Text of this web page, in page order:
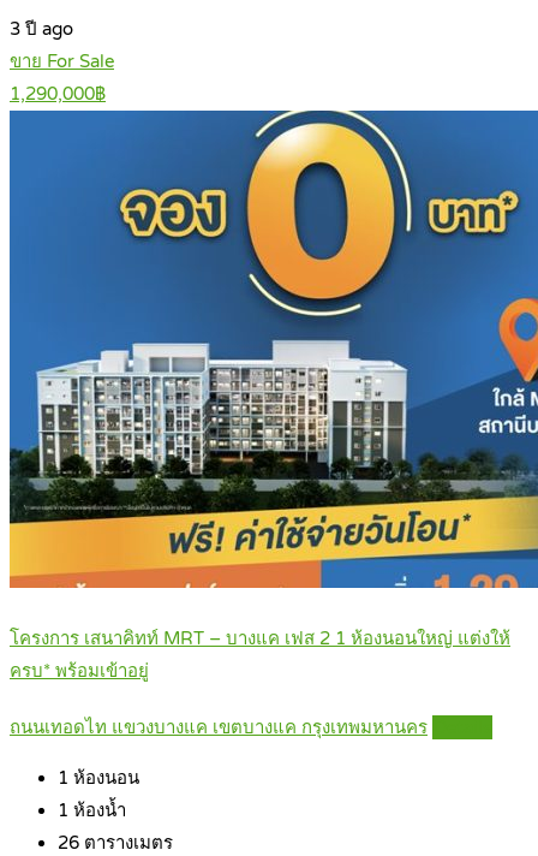
3 ปี ago
ขาย For Sale
1,290,000฿
โครงการ เสนาคิทท์ MRT – บางแค เฟส 2 1 ห้องนอนใหญ่ แต่งให้
ครบ* พร้อมเข้าอยู่
ถนนเทอดไท แขวงบางแค เขตบางแค กรุงเทพมหานคร
1 ห้องนอน
1 ห้องน้ำ
26 ตารางเมตร